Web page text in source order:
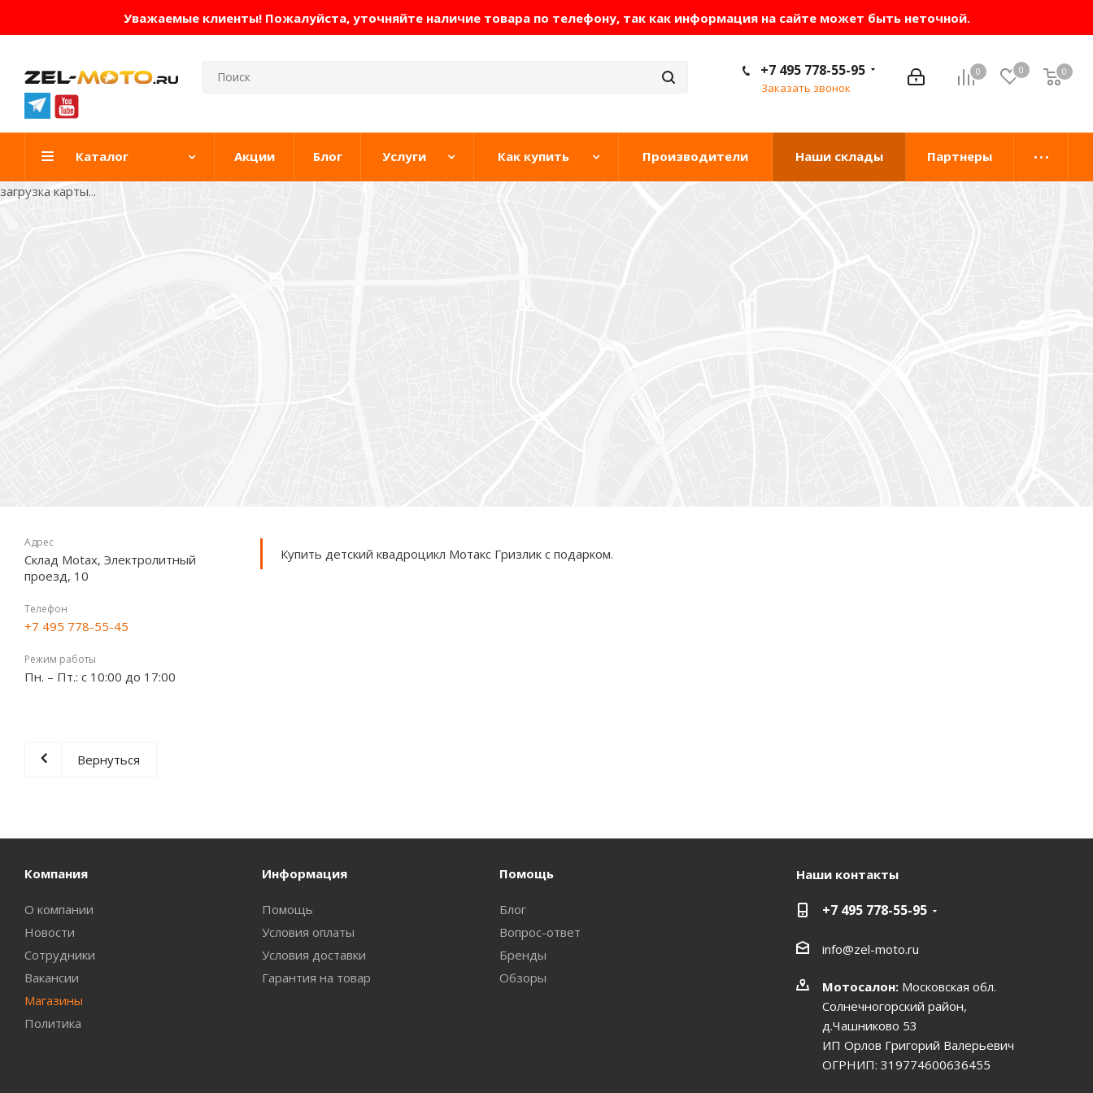
Уважаемые клиенты! Пожалуйста, уточняйте наличие товара по телефону, так как информация на сайте может быть неточной.
0 0 0
0
+7 495 778-55-95
Заказать звонок
Каталог Акции Блог Услуги Как купить Производители Наши склады Партнеры
загрузка карты...
Адрес
Склад Motax, Электролитный
проезд, 10
Телефон
+7 495 778-55-45
Режим работы
Пн. – Пт.: с 10:00 до 17:00
Купить детский квадроцикл Мотакс Гризлик с подарком.
Вернуться
Компания
О компании
Новости
Сотрудники
Вакансии
Магазины
Политика
Информация
Помощь
Условия оплаты
Условия доставки
Гарантия на товар
Помощь
Блог
Вопрос-ответ
Бренды
Обзоры
Наши контакты
+7 495 778-55-95
info@zel-moto.ru
Мотосалон: Московская обл.
Солнечногорский район,
д.Чашниково 53
ИП Орлов Григорий Валерьевич
ОГРНИП: 319774600636455